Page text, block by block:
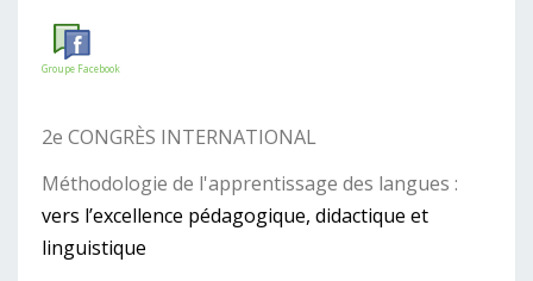
Groupe Facebook
2e CONGRÈS INTERNATIONAL
Méthodologie de l'apprentissage des langues :
vers l’excellence pédagogique, didactique et
linguistique